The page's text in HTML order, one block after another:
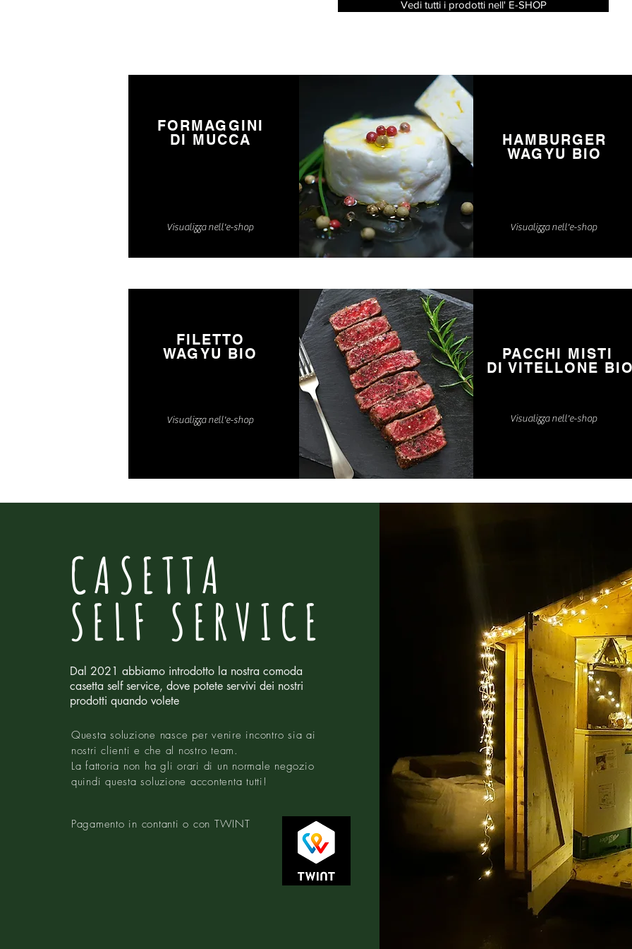
Vedi tutti i prodotti nell' E-SHOP
FORMAGGINI
DI MUCCA
Visualizza nell'e-shop
HAMBURGER
WAGYU BIO
Visualizza nell'e-shop
FILETTO
WAGYU BIO
Visualizza nell'e-shop
PACCHI MISTI
DI VITELLONE
Visualizza nell'e-shop
CASETTA
SELF SERVICE
Dal 2021 abbiamo introdotto la nostra comoda
casetta self service, dove potete servivi dei nostri
prodotti quando volete
Questa soluzione nasce per venire incontro sia ai
nostri clienti e che al nostro team.
La fattoria non ha gli orari di un normale negozio
quindi questa soluzione accontenta tutti!
Pagamento in contanti o con TWINT